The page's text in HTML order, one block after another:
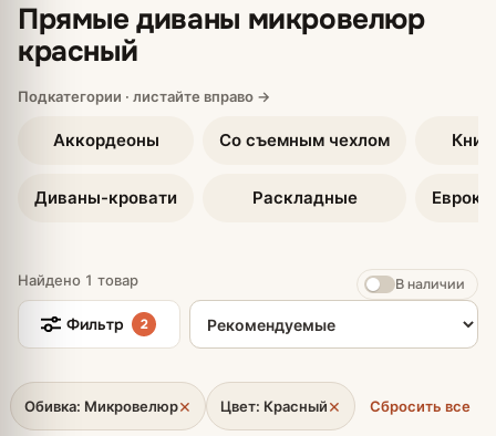
Прямые диваны микровелюр
красный
Аккордеоны
Диваны-кровати
Со съемным чехлом
Раскладные
Найдено 1 товар В наличии
Фильтр 2
Сортировка товаров
Обивка: Микровелюр× Цвет: Красный× Сбросить все